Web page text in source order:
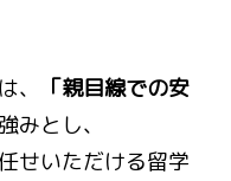
、
「親目線での安
みとし、
せいただける留学